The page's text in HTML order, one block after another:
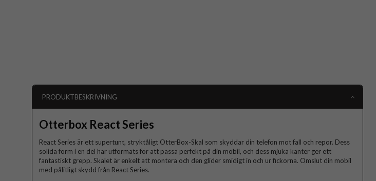
PRODUKTBESKRIVNING
Otterbox React Series
React Series är ett supertunt, stryktåligt OtterBox-Skal som skyddar din telefon mot fall och repor. Dess
solida form i en del har utformats för att passa perfekt på din mobil, och dess mjuka kanter ger ett
fantastiskt grepp. Skalet är enkelt att montera och den glider smidigt in och ur fickorna. Omslut din mobil
med pålitligt skydd från React Series.